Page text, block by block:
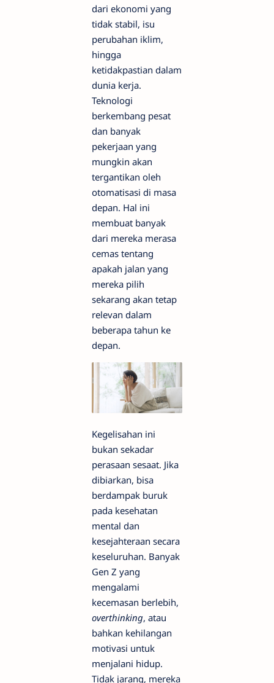
dari ekonomi yang
tidak stabil, isu
perubahan iklim,
hingga
ketidakpastian dalam
dunia kerja.
Teknologi
berkembang pesat
dan banyak
pekerjaan yang
mungkin akan
tergantikan oleh
otomatisasi di masa
depan. Hal ini
membuat banyak
dari mereka merasa
cemas tentang
apakah jalan yang
mereka pilih
sekarang akan tetap
relevan dalam
beberapa tahun ke
depan.
Kegelisahan ini
bukan sekadar
perasaan sesaat. Jika
dibiarkan, bisa
berdampak buruk
pada kesehatan
mental dan
kesejahteraan secara
keseluruhan. Banyak
Gen Z yang
mengalami
kecemasan berlebih,
overthinking, atau
bahkan kehilangan
motivasi untuk
menjalani hidup.
Tidak jarang, mereka